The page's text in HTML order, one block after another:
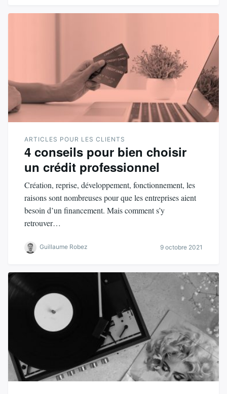
ARTICLES POUR LES CLIENTS
4 conseils pour bien choisir
un crédit professionnel
Création, reprise, développement, fonctionnement, les
raisons sont nombreuses pour que les entreprises aient
besoin d’un financement. Mais comment s’y
retrouver…
Guillaume Robez 9 octobre 2021